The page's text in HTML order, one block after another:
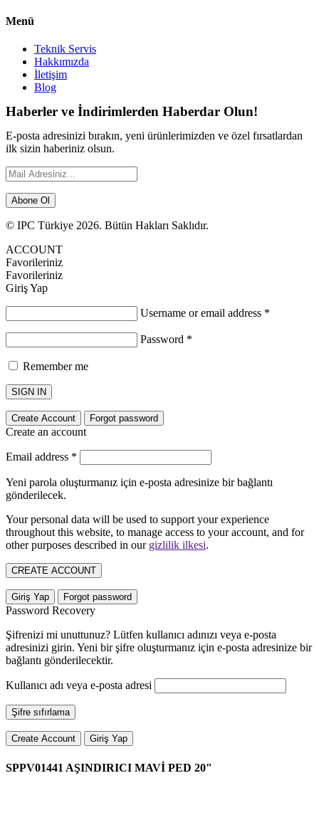
Menü
Teknik Servis
Hakkımızda
İletişim
Blog
Haberler ve İndirimlerden Haberdar Olun!
E-posta adresinizi bırakın, yeni ürünlerimizden ve özel fırsatlardan
ilk sizin haberiniz olsun.
Abone Ol
© IPC Türkiye 2026. Bütün Hakları Saklıdır.
ACCOUNT
Favorileriniz
Favorileriniz
Giriş Yap
Username or email address *
Password *
Remember me
SIGN IN
Create Account Forgot password
Create an account
Email address *
Yeni parola oluşturmanız için e-posta adresinize bir bağlantı
gönderilecek.
Your personal data will be used to support your experience
throughout this website, to manage access to your account, and for
other purposes described in our gizlilik ilkesi.
CREATE ACCOUNT
Giriş Yap Forgot password
Password Recovery
Şifrenizi mi unuttunuz? Lütfen kullanıcı adınızı veya e-posta
adresinizi girin. Yeni bir şifre oluşturmanız için e-posta adresinize bir
bağlantı gönderilecektir.
Kullanıcı adı veya e-posta adresi
Şifre sıfırlama
Create Account Giriş Yap
SPPV01441 AŞINDIRICI MAVİ PED 20"